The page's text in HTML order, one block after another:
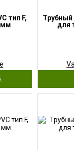
тип F,
мм
Трубный
для